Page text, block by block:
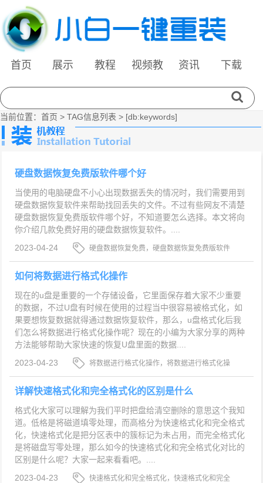
首页 展示 教程
视频教
资讯 下载
当前位置： 首页 > TAG信息列表 > [db:keywords]
硬盘数据恢复免费版软件哪个好
当使用的电脑硬盘不小心出现数据丢失的情况时，我们需要用到
硬盘数据恢复软件来帮助找回丢失的文件。不过有些网友不清楚
硬盘数据恢复免费版软件哪个好，不知道要怎么选择。本文将向
你介绍几款免费好用的硬盘数据恢复软件。....
2023-04-24
硬盘数据恢复免费，硬盘数据恢复免费版软件
哪个好，硬盘数据恢复
如何将数据进行格式化操作
现在的u盘是重要的一个存储设备，它里面保存着大家不少重要
的数据，不过U盘有时候在使用的过程当中很容易被格式化，如
果要想恢复数据就得通过数据恢复软件，那么，u盘格式化后我
们怎么将数据进行格式化操作呢？现在的小编为大家分享的两种
方法能够帮助大家快速的恢复U盘里面的数据....
2023-04-23
将数据进行格式化操作，将数据进行格式化操
作方法，怎么将数据进行格式化操作
详解快速格式化和完全格式化的区别是什么
格式化大家可以理解为我们平时把盘给清空删除的意思这个我知
道。低格是将磁道填零处理，而高格分为快速格式化和完全格式
化，快速格式化是把分区表中的簇标记为未占用，而完全格式化
是将磁盘写零处理，那么如今的快速格式化和完全格式化对比的
区别是什么呢？大家一起来看看吧。....
2023-04-23
快速格式化和完全格式化，快速格式化和完全